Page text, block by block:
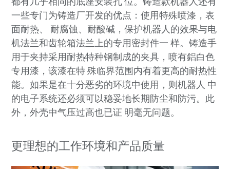
都有几乎相同的底座安装孔 位。铸造款机器人还有
一些专门为铸造厂开发的优点：使用特殊喷漆，表
面耐热、 耐腐蚀、耐酸碱，保护机器人的效果与电
机法兰和齿轮箱法兰上的专用密封件一 样。铸造手
用于夹持采用耐热特种钢制成的夹具，喷有鋁白色
专用漆，该漆在特 殊临界范围内有着更高的耐热性
能。如果是在十分恶劣的环境中使用，则机器人 中
的电子系统还必须可以稳妥地长期防尘和防污。此
外，外壳中气压过高也已证 明毫无问题。
更理想的工作环境和 产品质量